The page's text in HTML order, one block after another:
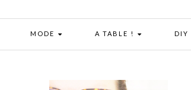
MODE A TABLE ! DIY